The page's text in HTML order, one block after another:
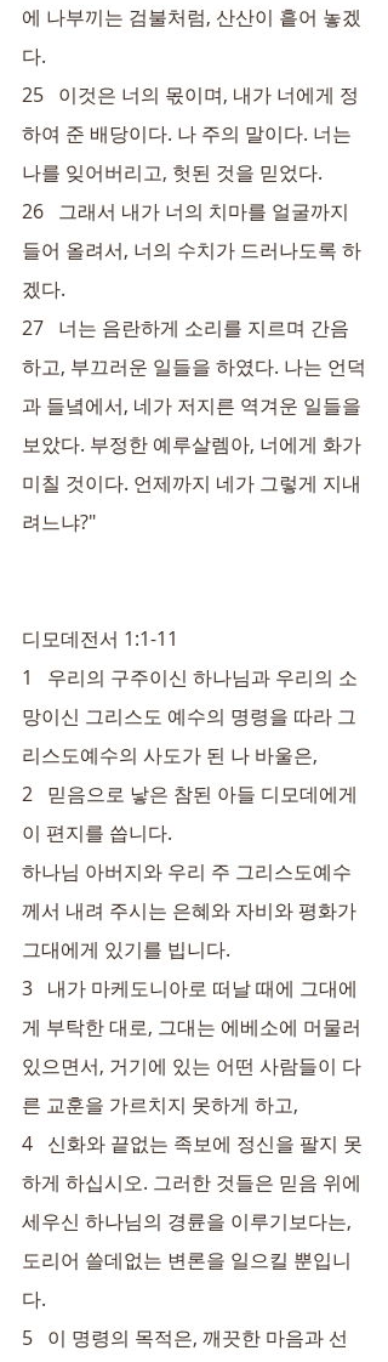
에 나부끼는 검불처럼, 산산이 흩어 놓겠
다.
25   이것은 너의 몫이며, 내가 너에게 정
하여 준 배당이다. 나 주의 말이다. 너는
나를 잊어버리고, 헛된 것을 믿었다.
26   그래서 내가 너의 치마를 얼굴까지
들어 올려서, 너의 수치가 드러나도록 하
겠다.
27   너는 음란하게 소리를 지르며 간음
하고, 부끄러운 일들을 하였다. 나는 언덕
과 들녘에서, 네가 저지른 역겨운 일들을
보았다. 부정한 예루살렘아, 너에게 화가
미칠 것이다. 언제까지 네가 그렇게 지내
려느냐?"
디모데전서 1:1-11
1   우리의 구주이신 하나님과 우리의 소
망이신 그리스도 예수의 명령을 따라 그
리스도예수의 사도가 된 나 바울은,
2   믿음으로 낳은 참된 아들 디모데에게
이 편지를 씁니다.
하나님 아버지와 우리 주 그리스도예수
께서 내려 주시는 은혜와 자비와 평화가
그대에게 있기를 빕니다.
3   내가 마케도니아로 떠날 때에 그대에
게 부탁한 대로, 그대는 에베소에 머물러
있으면서, 거기에 있는 어떤 사람들이 다
른 교훈을 가르치지 못하게 하고,
4   신화와 끝없는 족보에 정신을 팔지 못
하게 하십시오. 그러한 것들은 믿음 위에
세우신 하나님의 경륜을 이루기보다는,
도리어 쓸데없는 변론을 일으킬 뿐입니
다.
5   이 명령의 목적은, 깨끗한 마음과 선